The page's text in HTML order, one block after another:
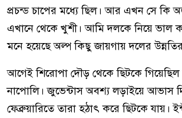
প্রচন্ড চাপের মধ্যে ছিল। আর এখন সে কি
এখানে থেকে খুশী। আমি দলকে নিয়ে ভাল
মনে হয়েছে অল্প কিছু জায়গায় দলের
আগেই শিরোপা দৌড় থেকে ছিটকে গিয়েছিল
নাপোলি। জুভেন্টাস অবশ্য লড়াইয়ে আভাস
ফেব্রুয়ারিতে তারা হঠাৎ করে ছিটকে যায়।